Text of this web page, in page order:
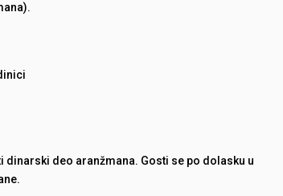
deo aranžmana. Gosti se po dolasku u